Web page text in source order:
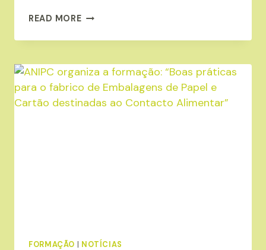
READ MOREANIPC
FORMAÇÃO:
“EFICIÊNCIA
ENERGÉTICA
E
FORMAÇÃO NOTÍCIAS